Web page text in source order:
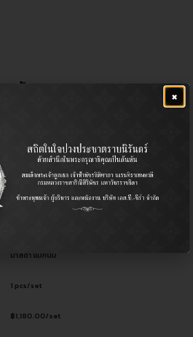
ลัย
UB93-32-320B
Idler Arm / กล้องยาพวงมาลัย
มาสด้า แม็กนั่ม
1 pcs/set
฿1,180.00/set
×